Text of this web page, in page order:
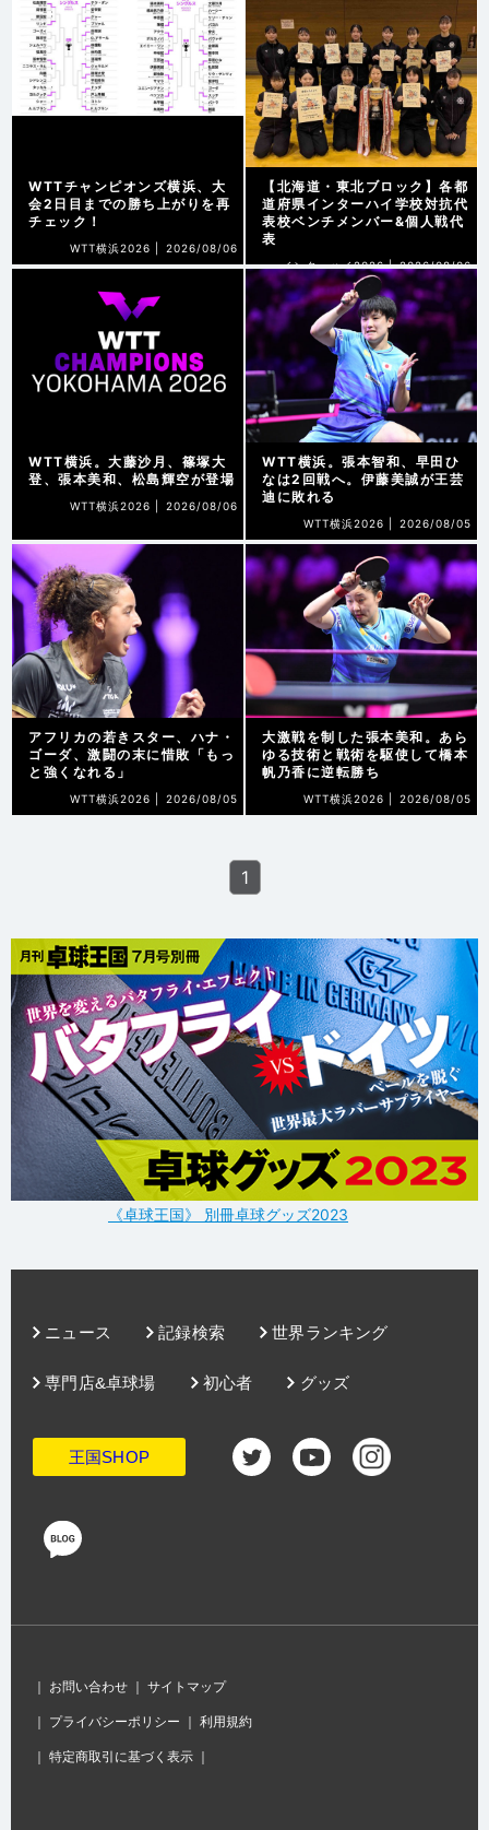
WTTチャンピオンズ横浜、大
会2日目までの勝ち上がりを再
チェック！
WTT横浜2026 | 2026/08/06
【北海道・東北ブロック】各都
道府県インターハイ学校対抗代
表校ベンチメンバー&個人戦代
表
インターハイ2026 | 2026/08/06
WTT横浜。大藤沙月、篠塚大
登、張本美和、松島輝空が登場
WTT横浜2026 | 2026/08/06
WTT横浜。張本智和、早田ひ
なは2回戦へ。伊藤美誠が王芸
迪に敗れる
WTT横浜2026 | 2026/08/05
アフリカの若きスター、ハナ・
ゴーダ、激闘の末に惜敗「もっ
と強くなれる」
WTT横浜2026 | 2026/08/05
大激戦を制した張本美和。あら
ゆる技術と戦術を駆使して橋本
帆乃香に逆転勝ち
WTT横浜2026 | 2026/08/05
1
《卓球王国》 別冊卓球グッズ2023
ニュース 記録検索 世界ランキング
グッズ
専門店&卓球場 初心者
王国SHOP
｜ お問い合わせ ｜ サイトマップ
｜ プライバシーポリシー ｜ 利用規約
｜ 特定商取引に基づく表示 ｜